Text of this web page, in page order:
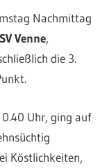
Nachmittag
Venne,
die 3.
Uhr, ging auf
Köstlichkeiten,